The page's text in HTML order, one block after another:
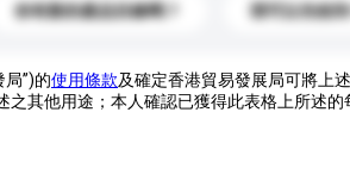
你有新的產品目錄嗎？ 我可以先收
”)的使用條款及確定香港貿易發展局可將上
之其他用途；本人確認已獲得此表格上所述